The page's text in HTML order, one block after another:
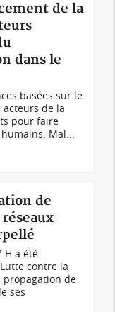
de la
dans le
basées sur le
acteurs de la
pour faire
Mal...
de
a été
contre la
propagation de
ses